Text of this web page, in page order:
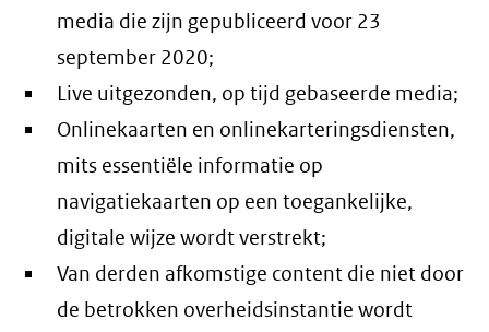
media die zijn gepubliceerd voor 23
september 2020;
Live uitgezonden, op tijd gebaseerde media;
Onlinekaarten en onlinekarteringsdiensten,
mits essentiële informatie op
navigatiekaarten op een toegankelijke,
digitale wijze wordt verstrekt;
Van derden afkomstige content die niet door
de betrokken overheidsinstantie wordt